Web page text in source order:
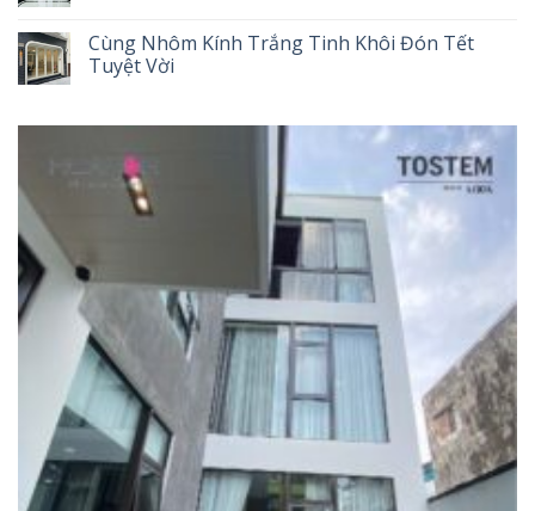
Cùng Nhôm Kính Trắng Tinh Khôi Đón Tết
Tuyệt Vời